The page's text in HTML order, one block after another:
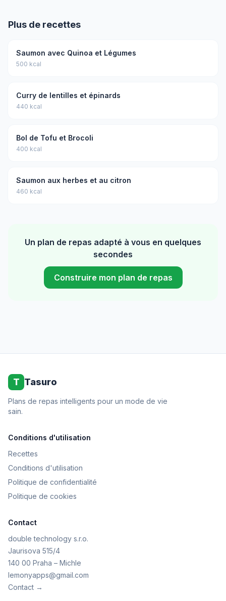
Plus de recettes
Saumon avec Quinoa et Légumes
500 kcal
Curry de lentilles et épinards
440 kcal
Bol de Tofu et Brocoli
400 kcal
Saumon aux herbes et au citron
460 kcal
Un plan de repas adapté à vous en quelques
secondes
Construire mon plan de repas
T Tasuro
Plans de repas intelligents pour un mode de vie
sain.
Conditions d'utilisation
Recettes
Conditions d'utilisation
Politique de confidentialité
Politique de cookies
Contact
double technology s.r.o.
Jaurisova 515/4
140 00 Praha – Michle
lemonyapps@gmail.com
Contact →